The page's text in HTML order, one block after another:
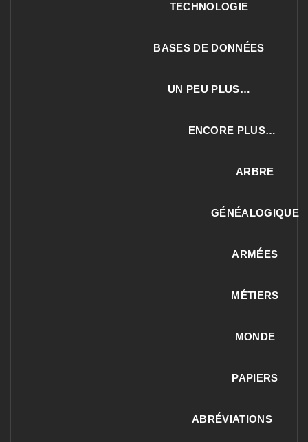
TECHNOLOGIE
BASES DE DONNÉES
UN PEU PLUS…
ENCORE PLUS…
ARBRE
GÉNÉALOGIQUE
ARMÉES
MÉTIERS
MONDE
PAPIERS
ABRÉVIATIONS